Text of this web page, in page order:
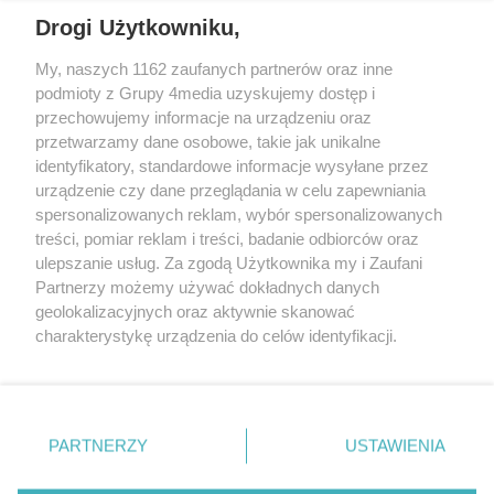
Redakcja Reklama Prywatność
Praca Łódź
the:protocol
Facebook.com
Youtube.com
Drogi Użytkowniku,
My, naszych 1162 zaufanych partnerów oraz inne
podmioty z Grupy 4media uzyskujemy dostęp i
przechowujemy informacje na urządzeniu oraz
przetwarzamy dane osobowe, takie jak unikalne
identyfikatory, standardowe informacje wysyłane przez
urządzenie czy dane przeglądania w celu zapewniania
spersonalizowanych reklam, wybór spersonalizowanych
treści, pomiar reklam i treści, badanie odbiorców oraz
ulepszanie usług. Za zgodą Użytkownika my i Zaufani
Partnerzy możemy używać dokładnych danych
geolokalizacyjnych oraz aktywnie skanować
charakterystykę urządzenia do celów identyfikacji.
zmienić/wycofać klikając przycisk ustawień prywatności
znajdujący się w lewym dolnym rogu strony
. Niektóre
PARTNERZY USTAWIENIA